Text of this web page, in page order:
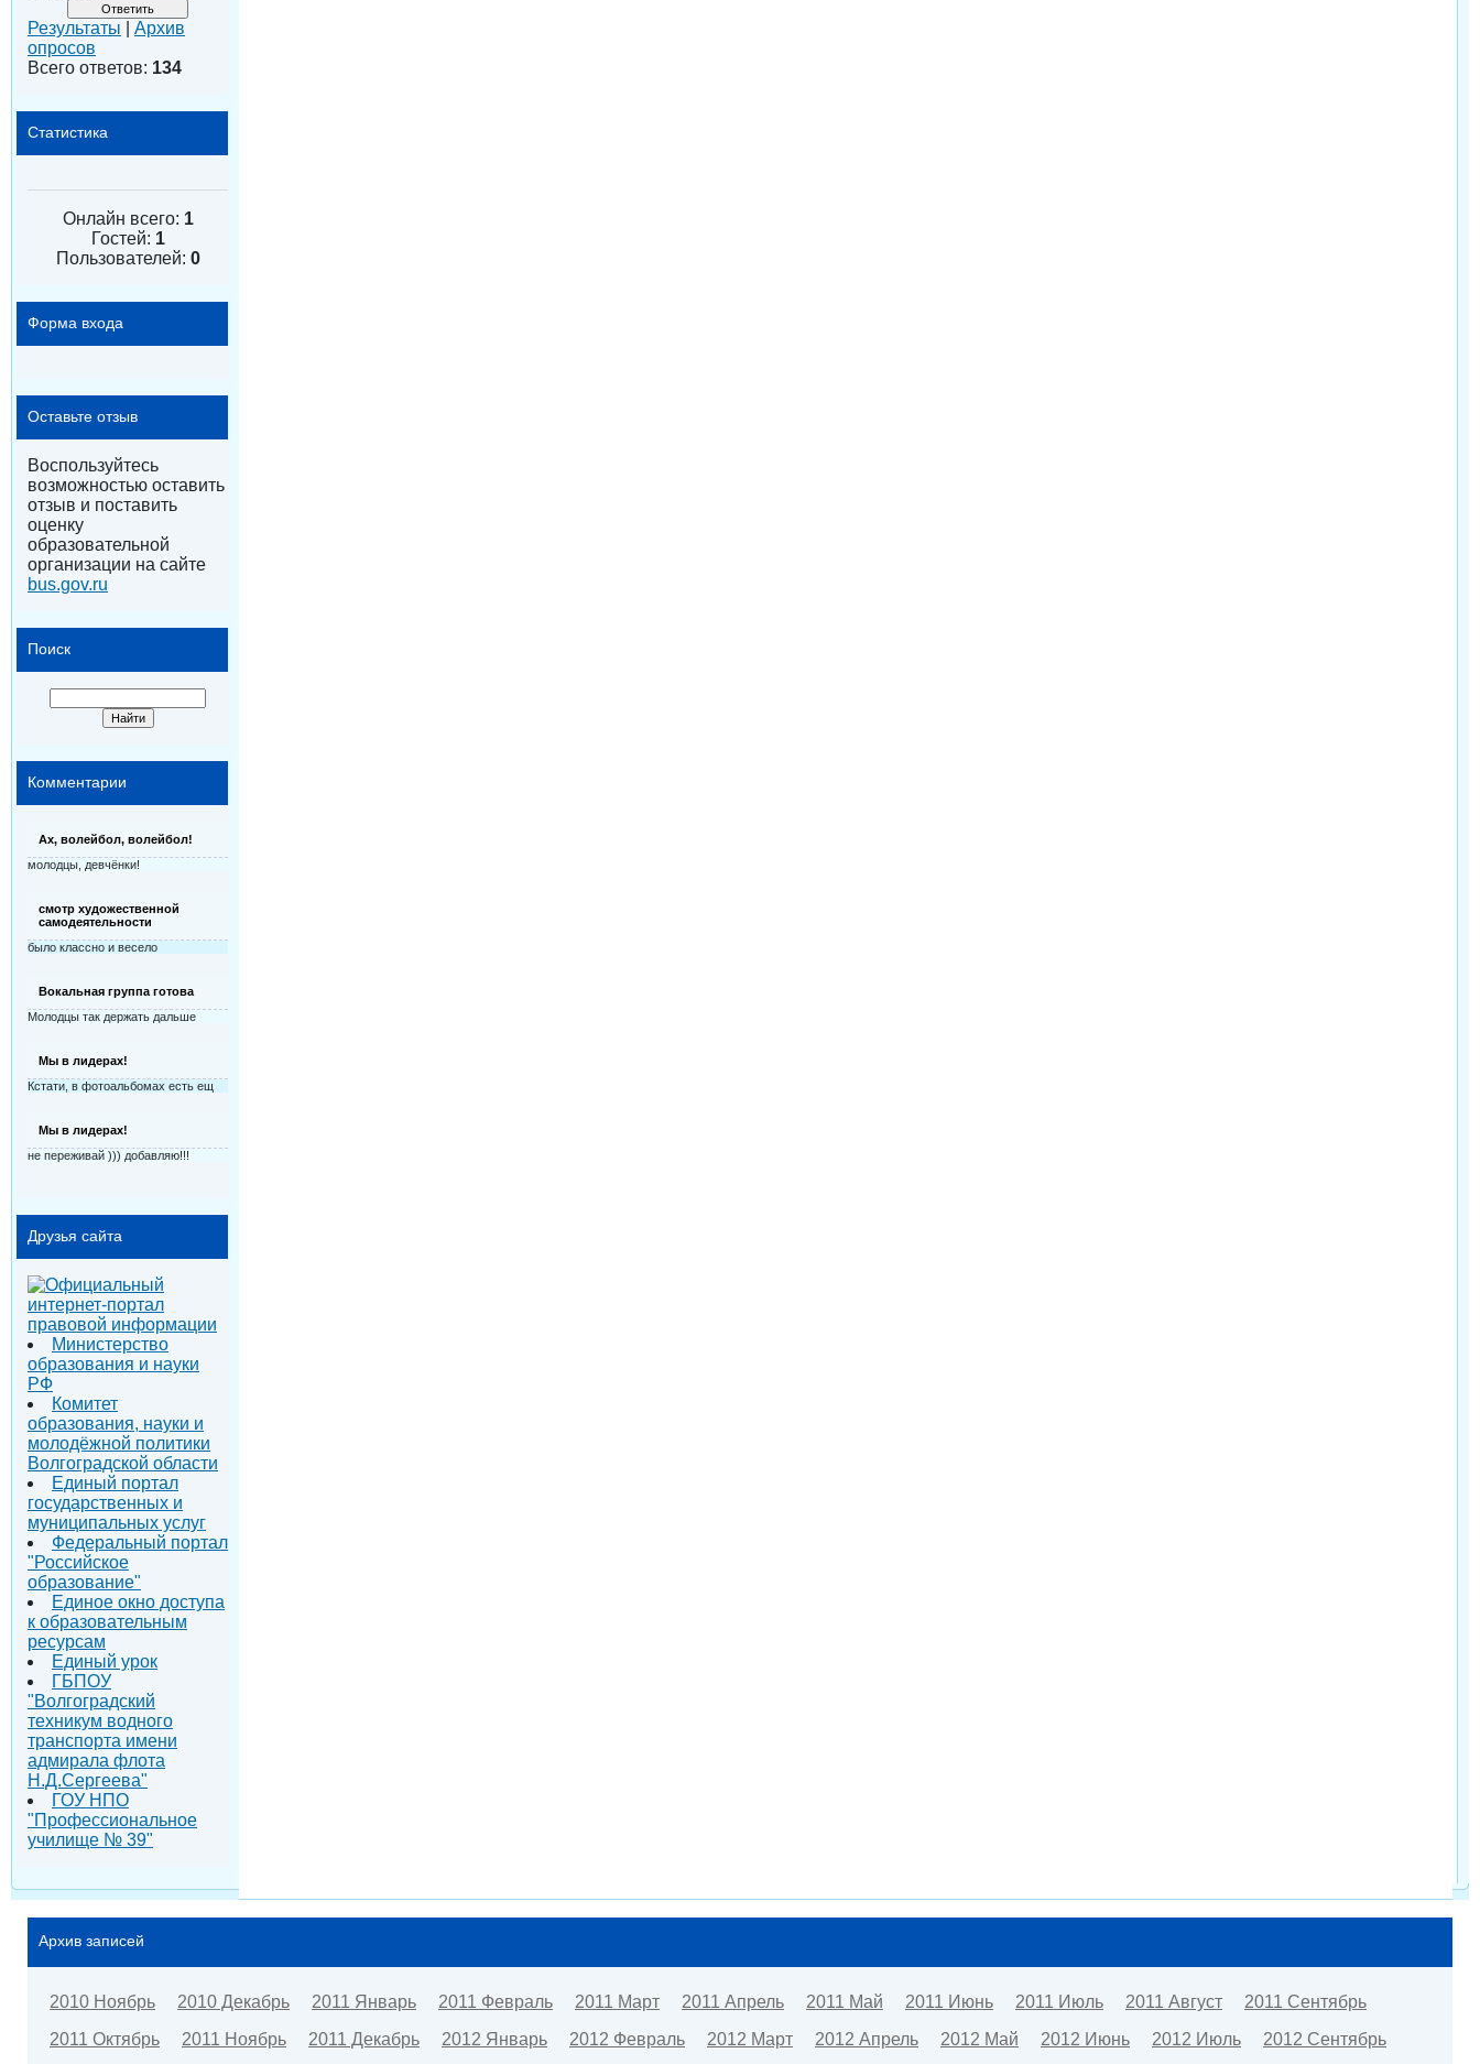
Результаты
Архив
опросов
Всего ответов: 134
Статистика
Онлайн всего: 1
Гостей: 1
Пользователей: 0
Форма входа
Оставьте отзыв
Воспользуйтесь
возможностью оставить
отзыв и поставить
оценку
образовательной
организации на сайте
bus.gov.ru
Поиск
Комментарии
Ах, волейбол, волейбол!
молодцы, девчёнки!
смотр художественной
самодеятельности
было классно и весело
Вокальная группа готова
Молодцы так держать дальше
Мы в лидерах!
Кстати, в фотоальбомах есть ещ
Мы в лидерах!
не переживай ))) добавляю!!!
Друзья сайта
Министерство
образования и науки
РФ
Комитет
образования, науки и
молодёжной политики
Волгоградской области
Единый портал
государственных и
муниципальных услуг
Федеральный портал
"Российское
образование"
Единое окно доступа
к образовательным
ресурсам
Единый урок
ГБПОУ
"Волгоградский
техникум водного
транспорта имени
адмирала флота
Н.Д.Сергеева"
ГОУ НПО
"Профессиональное
училище № 39"
Архив записей
2010 Ноябрь 2010 Декабрь 2011 Январь 2011 Февраль 2011 Март 2011 Апрель 2011 Май 2011 Июнь 2011 Июль 2011 Август
2011 Сентябрь
2011 Октябрь
2011 Ноябрь 2011 Декабрь 2012 Январь 2012 Февраль 2012 Март 2012 Апрель 2012 Май 2012 Июнь 2012 Июль 2012 Сентябрь